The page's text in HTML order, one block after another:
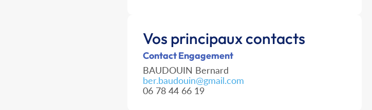
Vos principaux contacts
Contact Engagement
BAUDOUIN Bernard
ber.baudouin@gmail.com
06 78 44 66 19